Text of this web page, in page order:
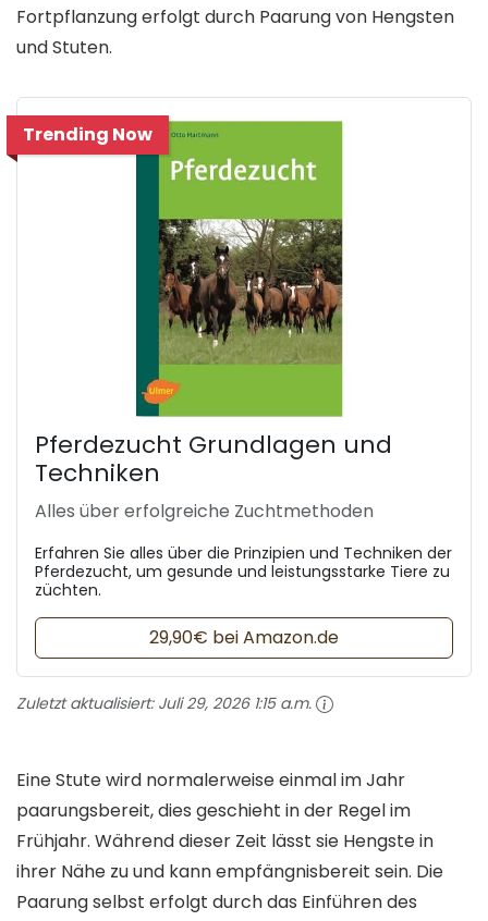
Fortpflanzung erfolgt durch Paarung von Hengsten
und Stuten.
Trending Now
Pferdezucht Grundlagen und
Techniken
Alles über erfolgreiche Zuchtmethoden
Erfahren Sie alles über die Prinzipien und Techniken der
Pferdezucht, um gesunde und leistungsstarke Tiere zu
züchten.
29,90€ bei Amazon.de
Zuletzt aktualisiert: Juli 29, 2026 1:15 a.m.
Eine Stute wird normalerweise einmal im Jahr
paarungsbereit, dies geschieht in der Regel im
Frühjahr. Während dieser Zeit lässt sie Hengste in
ihrer Nähe zu und kann empfängnisbereit sein. Die
Paarung selbst erfolgt durch das Einführen des